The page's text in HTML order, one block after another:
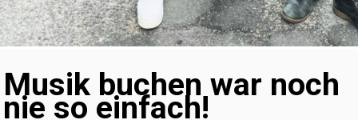
Musik buchen war noch
nie so einfach!